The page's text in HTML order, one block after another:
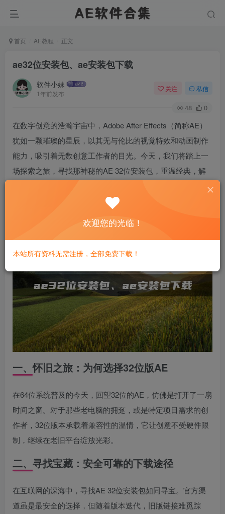
首页 AE教程 正文
ae32位安装包、ae安装包下载
软件小妹
1年前发布
关注 私信
48 0
在数字创意的浩瀚宇宙中，Adobe After Effects（简称AE）
犹如一颗璀璨的星辰，以其无与伦比的视觉特效和动画制作
能力，吸引着无数创意工作者的目光。今天，我们将踏上一
场探索之旅，寻找那神秘的AE 32位安装包，重温经典，解
锁创意的大门。这不仅仅是一次软件的下载指南，更是一次
一、怀旧之旅：为何选择32位版AE
在64位系统普及的今天，回望32位的AE，仿佛是打开了一扇
时间之窗。对于那些老电脑的拥趸，或是特定项目需求的创
作者，32位版本承载着兼容性的温情，它让创意不受硬件限
制，继续在老旧平台绽放光彩。
二、寻找宝藏：安全可靠的下载途径
在互联网的深海中，寻找AE 32位安装包如同寻宝。官方渠
道虽是最安全的选择，但随着版本迭代，旧版链接难觅踪
欢迎您的光临！
本站所有资料无需注册，全部免费下载！